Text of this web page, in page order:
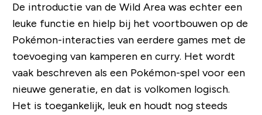
De introductie van de Wild Area was echter een
leuke functie en hielp bij het voortbouwen op de
Pokémon-interacties van eerdere games met de
toevoeging van kamperen en curry. Het wordt
vaak beschreven als een Pokémon-spel voor een
nieuwe generatie, en dat is volkomen logisch.
Het is toegankelijk, leuk en houdt nog steeds